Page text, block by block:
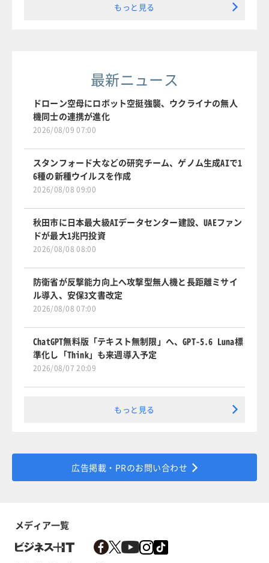
もっと見る
最新ニュース
ドローン空母にロボット空挺強襲、ウクライナの無人
機同士の連携が進化
2026/08/09 07:00
スタンフォード大などの研究チーム、ゲノム生成AIで1
6種の新種ウイルスを作成
2026/08/08 09:00
秋田市に日本最大級AIデータセンター建設、UAEファン
ドが最大1兆円投資
2026/08/08 08:00
防衛省が反撃能力向上へ攻撃型無人機と長距離ミサイ
ル導入、安保3文書改定
2026/08/08 07:00
ChatGPT無料版「テキスト無制限」へ、GPT-5.6 Luna標
準化し「Think」も来週導入予定
2026/08/07 20:09
もっと見る
広告掲載・PRのお問い合わせ
メディア一覧